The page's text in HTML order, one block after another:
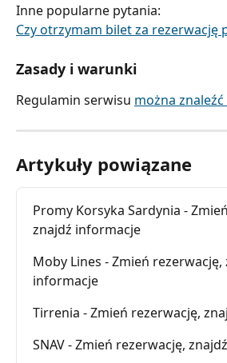
Inne popularne pytania:
Czy otrzymam bilet za rezerwację
Zasady i warunki
Regulamin serwisu można
Artykuły powiązane
Promy Korsyka Sardynia -
znajdź informacje
Moby Lines - Zmień rezerwację,
informacje
Tirrenia - Zmień rezerwację,
SNAV - Zmień rezerwację,